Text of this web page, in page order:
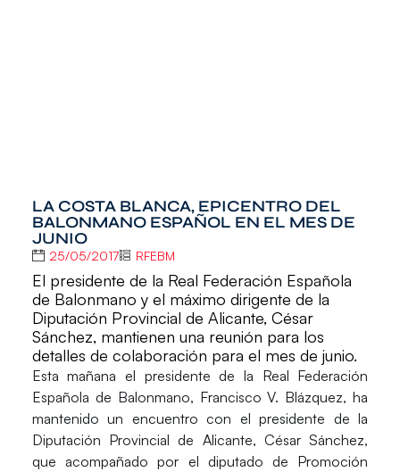
LA COSTA BLANCA, EPICENTRO DEL
BALONMANO ESPAÑOL EN EL MES DE
JUNIO
25/05/2017 RFEBM
El presidente de la Real Federación Española
de Balonmano y el máximo dirigente de la
Diputación Provincial de Alicante, César
Sánchez, mantienen una reunión para los
detalles de colaboración para el mes de junio.
Esta mañana el presidente de la Real Federación
Española de Balonmano, Francisco V. Blázquez, ha
mantenido un encuentro con el presidente de la
Diputación Provincial de Alicante, César Sánchez,
que acompañado por el diputado de Promoción